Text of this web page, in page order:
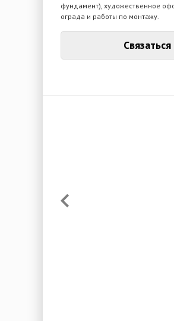
фундамент), художественное
ограда и работы по монтажу.